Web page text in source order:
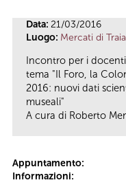
Data: 21/03/2016
Luogo: Mercati di
Incontro per i
tema "Il Foro, la
2016: nuovi dati
museali"
A cura di Roberto
Appuntamento:
Informazioni: